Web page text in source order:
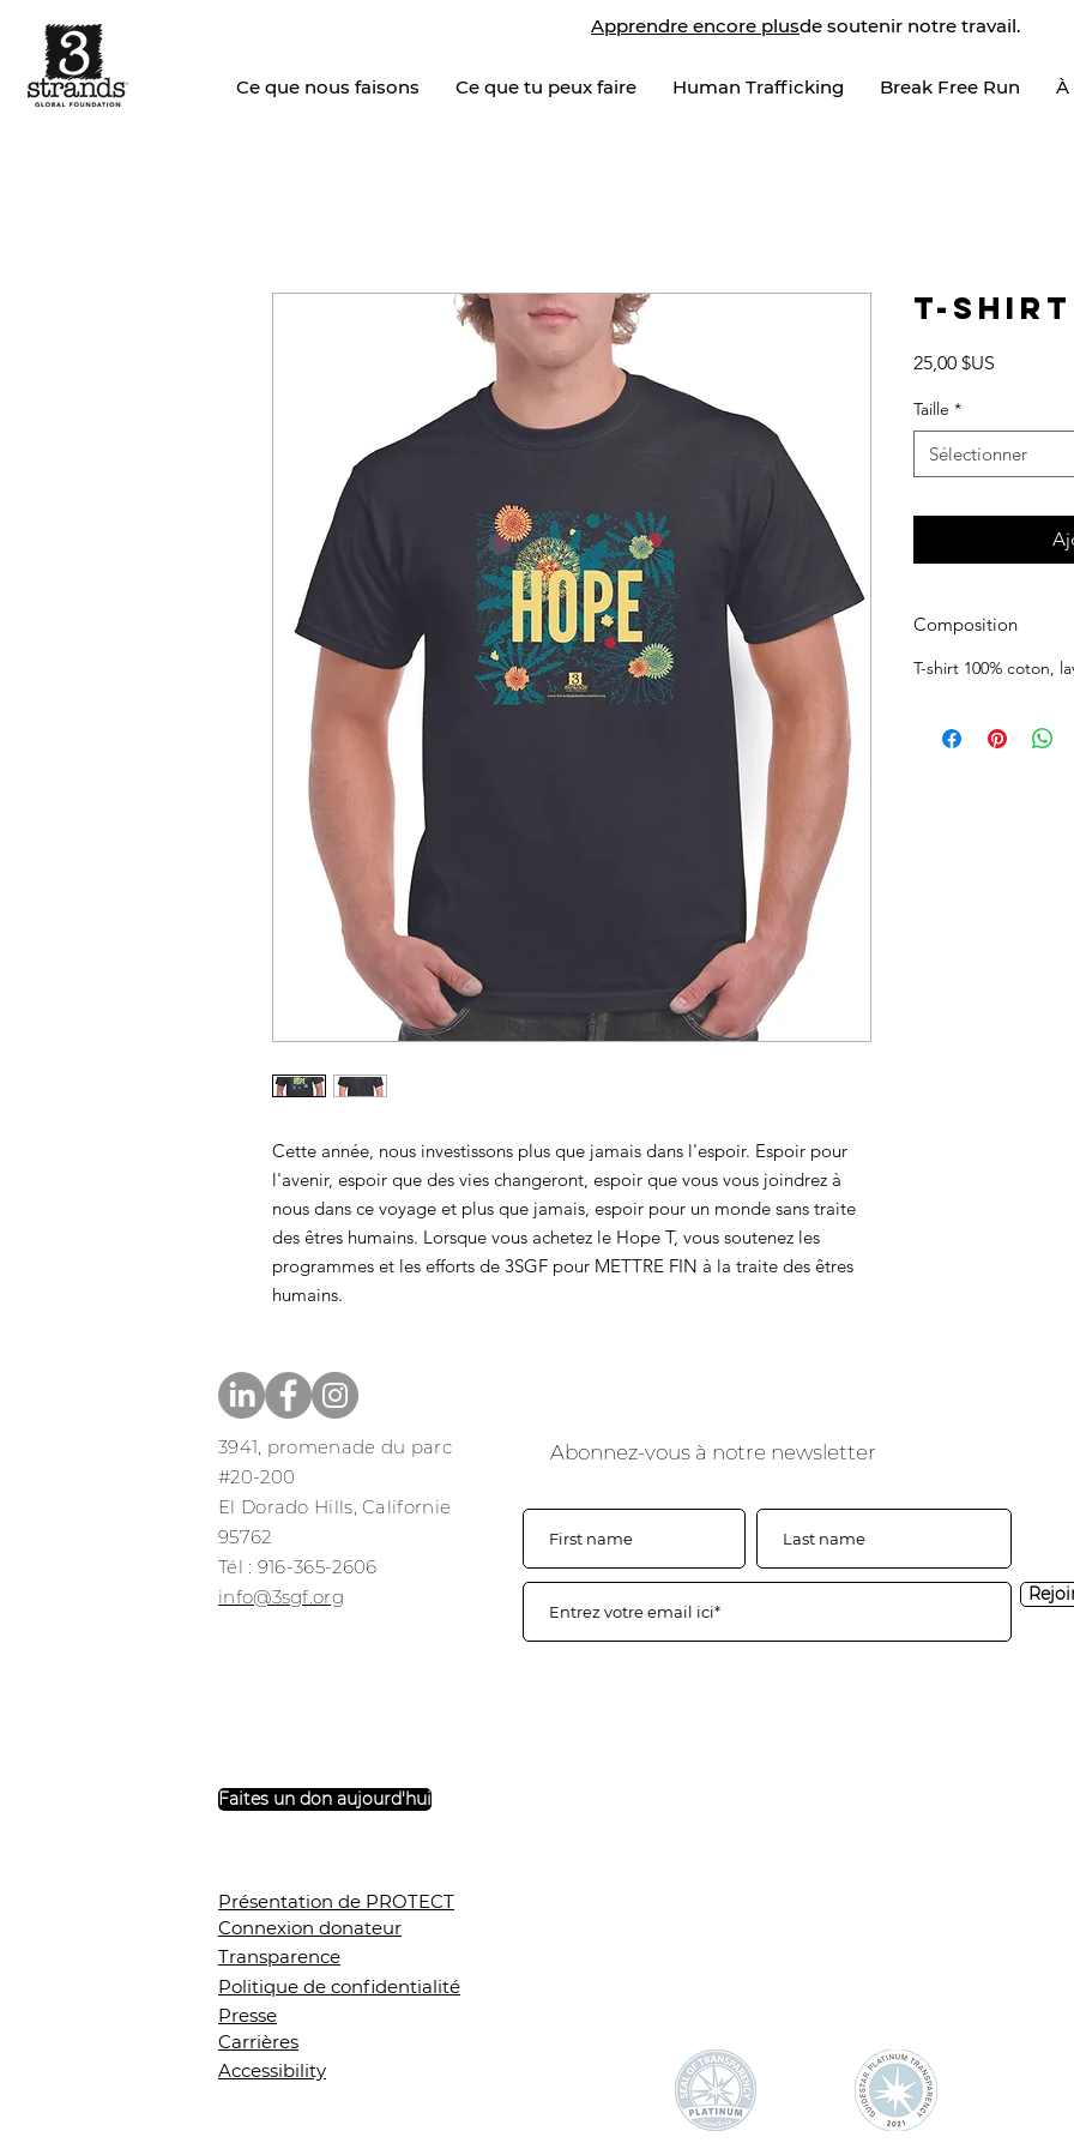
Apprendre encore plusde soutenir notre travail.
Ce que nous faisons Ce que tu peux faire Human Trafficking Break Free Run À
Cette année, nous investissons plus que jamais dans l'espoir. Espoir pour
l'avenir, espoir que des vies changeront, espoir que vous vous joindrez à
nous dans ce voyage et plus que jamais, espoir pour un monde sans traite
des êtres humains. Lorsque vous achetez le Hope T, vous soutenez les
programmes et les efforts de 3SGF pour METTRE FIN à la traite des êtres
humains.
T-
25,00 $US
Taille *
Sélectionner
Composition
T-shirt 100% coton,
3941, promenade du parc
#20-200
El Dorado Hills, Californie
95762
​​Tél : 916-365-2606
​info@3sgf.org
Abonnez-vous à notre newsletter
Faites un don aujourd'hui
Présentation de PROTECT
Connexion donateur
Transparence
Politique de confidentialité
Presse
Carrières
Accessibility